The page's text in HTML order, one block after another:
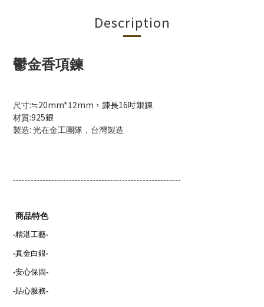
Description
鬱金香項鍊
尺寸:≒20mm*12mm，鍊長16吋銀鍊
材質:925銀
製造: 光在金工團隊，台灣製造
---------------------------------------------------------
商品特色
-精湛工藝-
-真金白銀-
-安心保固-
-貼心服務-